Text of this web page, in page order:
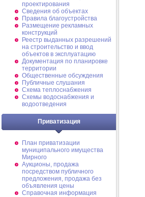
проектирования
Сведения об объектах
Правила благоустройства
Размещение рекламных
конструкций
Реестр выданных разрешений
на строительство и ввод
объектов в эксплуатацию
Документация по планировке
территории
Общественные обсуждения
Публичные слушания
Схема теплоснабжения
Схемы водоснабжения и
водоотведения
Приватизация
План приватизации
муниципального имущества
Мирного
Аукционы, продажа
посредством публичного
предложения, продажа без
объявления цены
Справочная информация